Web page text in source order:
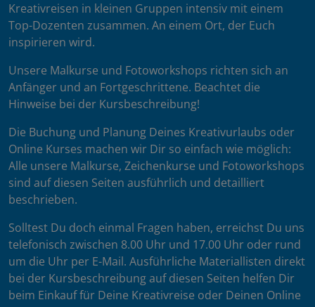
Kreativreisen in kleinen Gruppen intensiv mit einem
Top-Dozenten zusammen. An einem Ort, der Euch
inspirieren wird.
Unsere Malkurse und Fotoworkshops richten sich an
Anfänger und an Fortgeschrittene. Beachtet die
Hinweise bei der Kursbeschreibung!
Die Buchung und Planung Deines Kreativurlaubs oder
Online Kurses machen wir Dir so einfach wie möglich:
Alle unsere Malkurse, Zeichenkurse und Fotoworkshops
sind auf diesen Seiten ausführlich und detailliert
beschrieben.
Solltest Du doch einmal Fragen haben, erreichst Du uns
telefonisch zwischen 8.00 Uhr und 17.00 Uhr oder rund
um die Uhr per E-Mail. Ausführliche Materiallisten direkt
bei der Kursbeschreibung auf diesen Seiten helfen Dir
beim Einkauf für Deine Kreativreise oder Deinen Online